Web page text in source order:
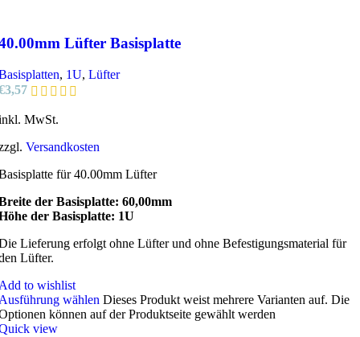
Lüfter Basisplatte
, 1U, Lüfter
3,57
MwSt.
Versandkosten
für 40.00mm Lüfter
der Basisplatte: 60,00mm
der Basisplatte: 1U
Lieferung erfolgt ohne Lüfter und ohne Befestigungsmaterial für
Lüfter.
to wishlist
wählen Dieses Produkt weist mehrere Varianten auf. Die
können auf der Produktseite gewählt werden
view